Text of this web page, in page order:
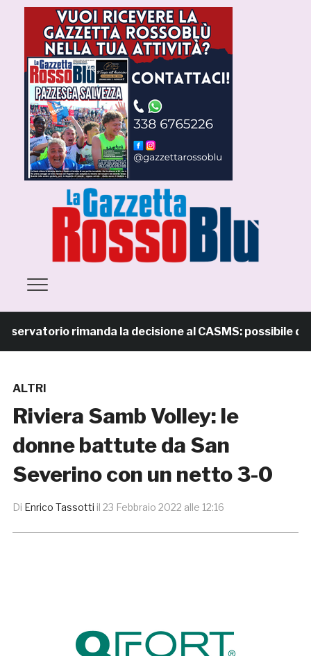
rimanda la decisione al CASMS: possibile
ALTRI
Riviera Samb Volley: le
donne battute da San
Severino con un netto 3-0
Di Enrico Tassotti il 23 Febbraio 2022 alle 12:16